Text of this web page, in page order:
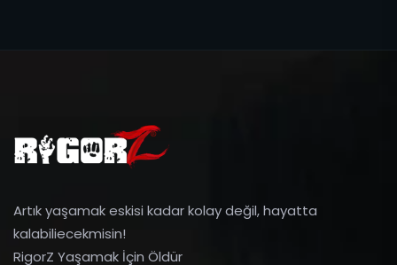
Artık yaşamak eskisi kadar kolay değil, hayatta
kalabiliecekmisin!
RigorZ Yaşamak İçin Öldür